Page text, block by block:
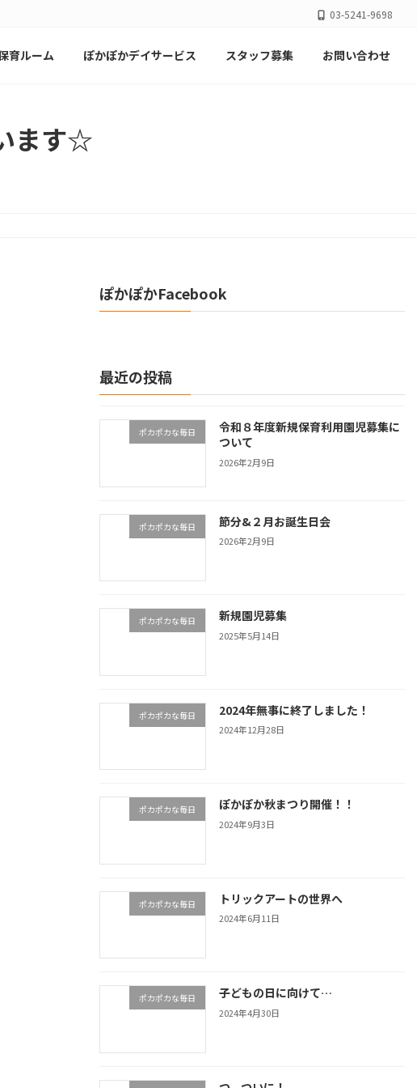
03-5241-9698
育ルーム ぽかぽかデイサービス スタッフ募集 お問い合わせ
ます☆
ぽかぽかFacebook
最近の投稿
ポカポカな毎日
令和８年度新規保育利用園児募集に
ついて
2026年2月9日
ポカポカな毎日 節分&２月お誕生日会
2026年2月9日
ポカポカな毎日 新規園児募集
2025年5月14日
ポカポカな毎日 2024年無事に終了しました！
2024年12月28日
ポカポカな毎日 ぽかぽか秋まつり開催！！
2024年9月3日
ポカポカな毎日 トリックアートの世界へ
2024年6月11日
ポカポカな毎日 子どもの日に向けて…
2024年4月30日